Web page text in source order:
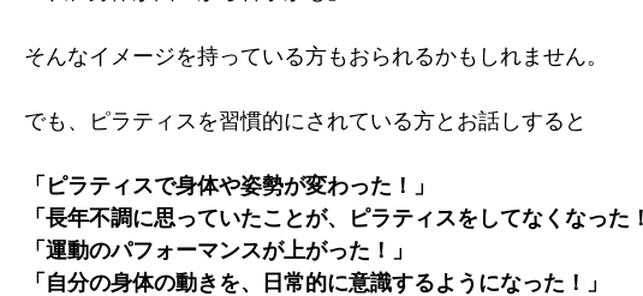
そんなイメージを持っている方もおられるかもしれません。
でも、ピラティスを習慣的にされている方とお話しすると
「ピラティスで身体や姿勢が変わった！」
「長年不調に思っていたことが、ピラティスをしてなくなった
「運動のパフォーマンスが上がった！」
「自分の身体の動きを、日常的に意識するようになった！」